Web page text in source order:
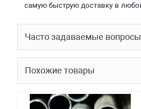
самую быструю доставку в
Часто задаваемые вопросы
Похожие товары